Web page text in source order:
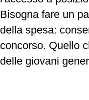
Bisogna fare un
della spesa:
concorso. Quello
delle giovani